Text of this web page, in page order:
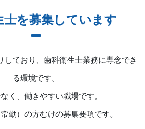
士を募集しています
しており、歯科衛生士業務に専念でき
る環境です。
く、働きやすい職場です。
勤）の方むけの募集要項です。